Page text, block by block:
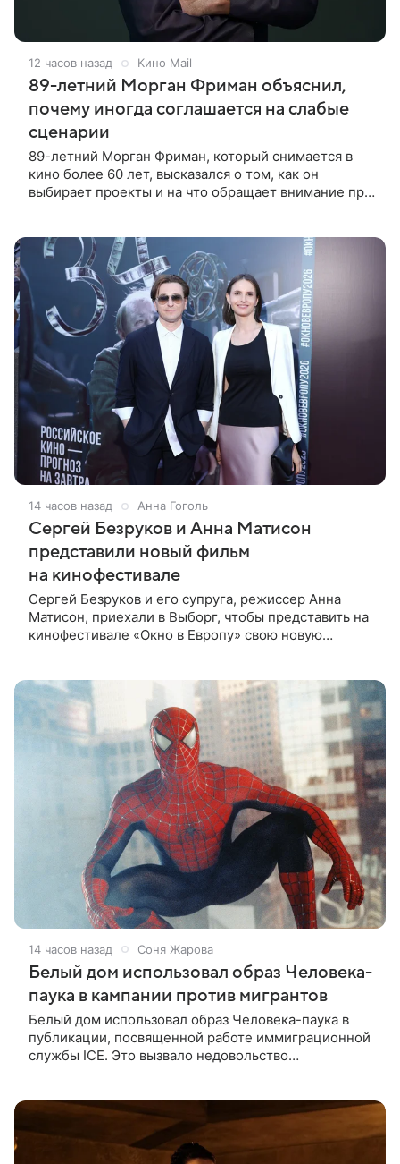
12 часов назад Кино Mail
89-летний Морган Фриман объяснил,
почему иногда соглашается на слабые
сценарии
89-летний Морган Фриман, который снимается в
кино более 60 лет, высказался о том, как он
выбирает проекты и на что обращает внимание при
14 часов назад Анна Гоголь
Сергей Безруков и Анна Матисон
представили новый фильм
на кинофестивале
Сергей Безруков и его супруга, режиссер Анна
Матисон, приехали в Выборг, чтобы представить на
кинофестивале «Окно в Европу» свою новую
14 часов назад Соня Жарова
Белый дом использовал образ Человека-
паука в кампании против мигрантов
Белый дом использовал образ Человека-паука в
публикации, посвященной работе иммиграционной
службы ICE. Это вызвало недовольство